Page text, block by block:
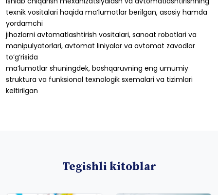
texnik vositalari haqida ma’lumotlar berilgan, asosiy hamda
yordamchi
jihozlarni avtomatlashtirish vositalari, sanoat robotlari va
manipulyatorlari, avtomat liniyalar va avtomat zavodlar
to‘g‘risida
ma’lumotlar shuningdek, boshqaruvning eng umumiy
struktura va funksional texnologik sxemalari va tizimlari
keltirilgan
Tegishli kitoblar